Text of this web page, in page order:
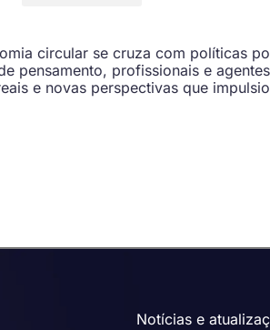
circular se cruza com políticas
pensamento, profissionais e
e novas perspectivas que
Notícias e